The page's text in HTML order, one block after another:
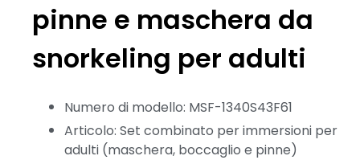
pinne e maschera da
snorkeling per adulti
Numero di modello: MSF-1340S43F61
Articolo: Set combinato per immersioni per
adulti (maschera, boccaglio e pinne)